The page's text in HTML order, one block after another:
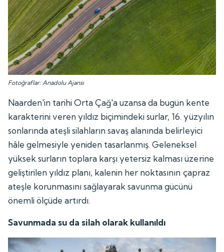
Fotoğraflar: Anadolu Ajansı
Naarden'in tarihi Orta Çağ'a uzansa da bugün kente
karakterini veren yıldız biçimindeki surlar, 16. yüzyılın
sonlarında ateşli silahların savaş alanında belirleyici
hâle gelmesiyle yeniden tasarlanmış. Geleneksel
yüksek surların toplara karşı yetersiz kalması üzerine
geliştirilen yıldız planı, kalenin her noktasının çapraz
ateşle korunmasını sağlayarak savunma gücünü
önemli ölçüde artırdı.
Savunmada su da silah olarak kullanıldı